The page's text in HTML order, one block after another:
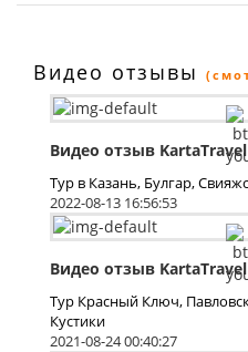
Видео отзывы
Видео отзыв KartaTravel
Тур в Казань, Булгар,
2022-08-13 16:56:53
Видео отзыв KartaTravel
Тур Красный Ключ,
Кустики
2021-08-24 00:40:27